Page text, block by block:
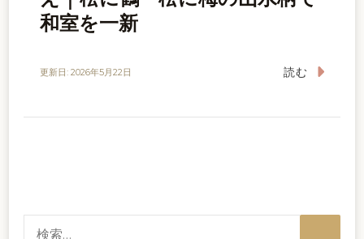
和室を一新
更新日: 2026年5月22日 読む